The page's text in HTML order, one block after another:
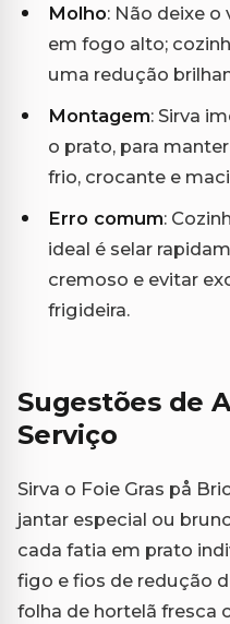
Molho: Não deixe
em fogo alto;
uma redução
Montagem: Sirva
o prato, para
frio, crocante e
Erro comum:
ideal é selar
cremoso e evitar
frigideira.
Sugestões de
Serviço
Sirva o Foie Gras på
jantar especial ou
cada fatia em prato
figo e fios de redução
folha de hortelã fresca